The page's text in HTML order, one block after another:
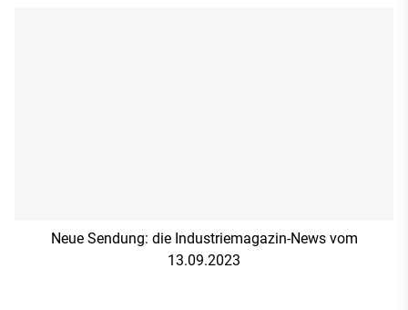
Neue Sendung: die Industriemagazin-News vom
13.09.2023